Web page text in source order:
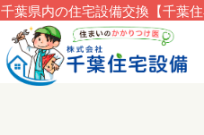
千葉県内の住宅設備交換【千葉